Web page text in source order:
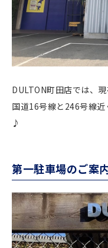
DULTON町田店では、
国道16号線と246号線
♪
第一駐車場のご案